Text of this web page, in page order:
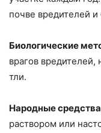
почве вредителей и
Биологические
врагов
тли.
Народные
раствором или